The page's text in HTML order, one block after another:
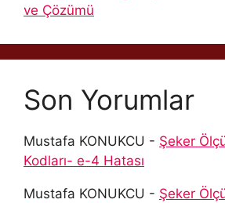
ve Çözümü
Son Yorumlar
Mustafa KONUKCU - Şeker
Kodları- e-4 Hatası
Mustafa KONUKCU - Şeker